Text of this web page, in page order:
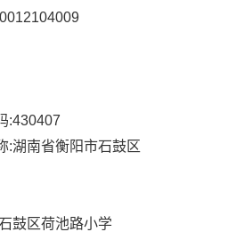
:430407
:湖南省衡阳市石鼓区
鼓区荷池路小学